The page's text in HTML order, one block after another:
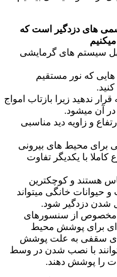
های دزدگیر است که
سیستم های گرمایشی
که نور مستقیم
ندهید زیرا بازتاب امواج
آن میشود.
و زاویه دید مناسبی
برای محیط های بیرونی
کاملا با یکدیگر تفاوت
هستند و کوچکترین
خانگی میتواند
شدن دزدگیر شود.
مخصوص از سنسورهای
پرده ای برای پوشش محیط
سقفی به علت پوشش
توانند با نصب شدن در وسط
را پوشش دهند.